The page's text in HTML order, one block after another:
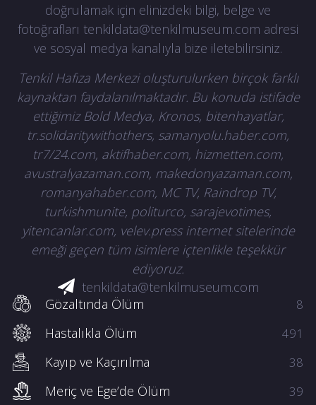
doğrulamak için elinizdeki bilgi, belge ve
fotoğrafları tenkildata@tenkilmuseum.com adresi
ve sosyal medya kanalıyla bize iletebilirsiniz.
Tenkil Hafıza Merkezi oluşturulurken birçok farklı
kaynaktan faydalanılmaktadır. Bu konuda istifade
ettiğimiz Bold Medya, Kronos, bitenhayatlar,
tr.solidaritywithothers, samanyolu.haber.com,
tr7/24.com, aktifhaber.com, hizmetten.com,
avustralyazaman.com, makedonyazaman.com,
romanyahaber.com, MC TV, Raindrop TV,
turkishmunite, politurco, sarajevotimes,
yitencanlar.com, velev.press internet sitelerinde
emeği geçen tüm isimlere içtenlikle teşekkür
ediyoruz.
tenkildata@tenkilmuseum.com
Gözaltında Ölüm
8
Hastalıkla Ölüm 491
Kayıp ve Kaçırılma 38
Meriç ve Ege’de Ölüm 39